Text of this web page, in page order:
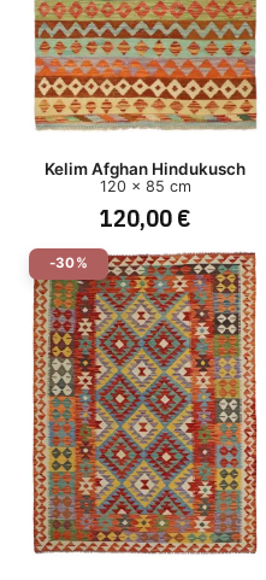
Kelim Afghan Hindukusch
120 x 85 cm
120,00 €
-30%